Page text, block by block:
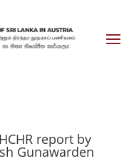
report by
Gunawarden